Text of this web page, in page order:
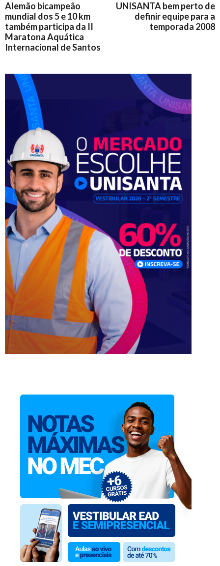
Alemão bicampeão
mundial dos 5 e 10 km
também participa da II
Maratona Aquática
Internacional de Santos
UNISANTA bem perto de
definir equipe para a
temporada 2008